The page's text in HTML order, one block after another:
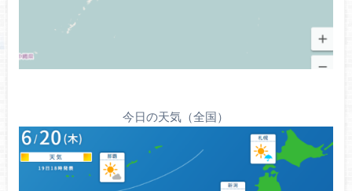
今日の天気（全国）